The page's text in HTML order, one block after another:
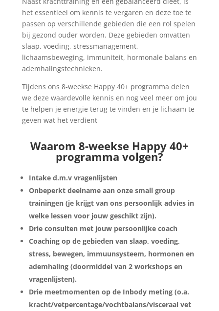
het essentieel om kennis te vergaren en deze toe te
passen op verschillende gebieden die een rol spelen
bij gezond ouder worden. Deze gebieden omvatten
slaap, voeding, stressmanagement,
lichaamsbeweging, immuniteit, hormonale balans en
ademhalingstechnieken.
Tijdens ons 8-weekse Happy 40+ programma delen
we deze waardevolle kennis en nog veel meer om jou
te helpen je energie terug te vinden en je lichaam te
geven wat het verdient
Waarom 8-weekse Happy 40+
programma volgen?
Intake d.m.v vragenlijsten
Onbeperkt deelname aan onze small group
trainingen (je krijgt van ons persoonlijk advies in
welke lessen voor jouw geschikt zijn).
Drie consulten met jouw persoonlijke coach
Coaching op de gebieden van slaap, voeding,
stress, bewegen, immuunsysteem, hormonen en
ademhaling (doormiddel van 2 workshops en
vragenlijsten).
Drie meetmomenten op de Inbody meting (o.a.
kracht/vetpercentage/vochtbalans/visceraal vet